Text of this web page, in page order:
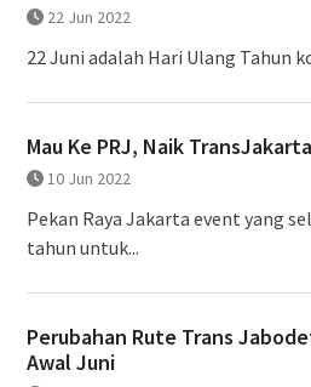
22 Jun 2022
22 Juni adalah Hari Ulang Tahun
Mau Ke PRJ, Naik
10 Jun 2022
Pekan Raya Jakarta event yang
tahun untuk...
Perubahan Rute Trans
Awal Juni